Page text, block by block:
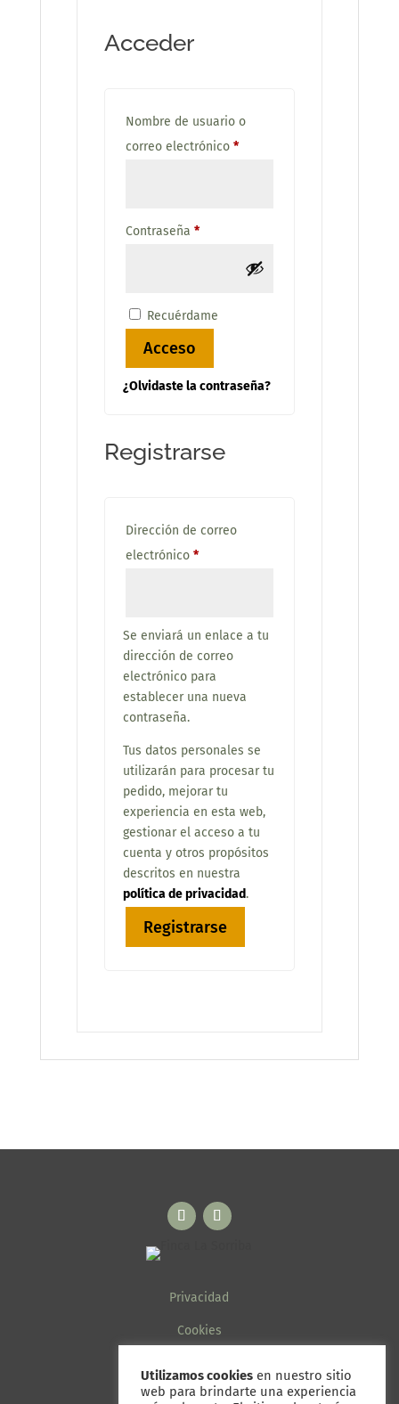
Acceder
Nombre de usuario o
correo electrónico *Obligatorio
Contraseña *Obligatorio
Recuérdame
Acceso
¿Olvidaste la contraseña?
Registrarse
Dirección de correo
electrónico *Obligatorio
Se enviará un enlace a tu
dirección de correo
electrónico para
establecer una nueva
contraseña.
Tus datos personales se
utilizarán para procesar tu
pedido, mejorar tu
experiencia en esta web,
gestionar el acceso a tu
cuenta y otros propósitos
descritos en nuestra
política de privacidad.
Registrarse
Privacidad
Cookies
Términos y condiciones
Utilizamos cookies en nuestro sitio
web para brindarte una experiencia